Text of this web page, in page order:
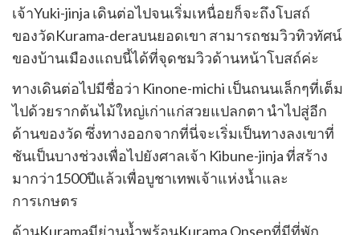
เจ้าYuki-jinja เดินต่อไปจนเริ่มเหนื่อยก็จะถึงโบสถ์
ของวัดKurama-deraบนยอดเขา สามารถชมวิวทิวทัศน์
ของบ้านเมืองแถบนี้ได้ที่จุดชมวิวด้านหน้าโบสถ์ค่ะ
ทางเดินต่อไปมีชื่อว่า Kinone-michi เป็นถนนเล็กๆที่เต็ม
ไปด้วยรากต้นไม้ใหญ่เก่าแก่สวยแปลกตา นำไปสู่อีก
ด้านของวัด ซึ่งทางออกจากที่นี่จะเริ่มเป็นทางลงเขาที่
ชันเป็นบางช่วงเพื่อไปยังศาลเจ้า Kibune-jinja ที่สร้าง
มากว่า1500ปีแล้วเพื่อบูชาเทพเจ้าแห่งน้ำและ
การเกษตร
ด้านKuramaมีย่านน้ำพุร้อนKurama Onsenที่มีที่พัก